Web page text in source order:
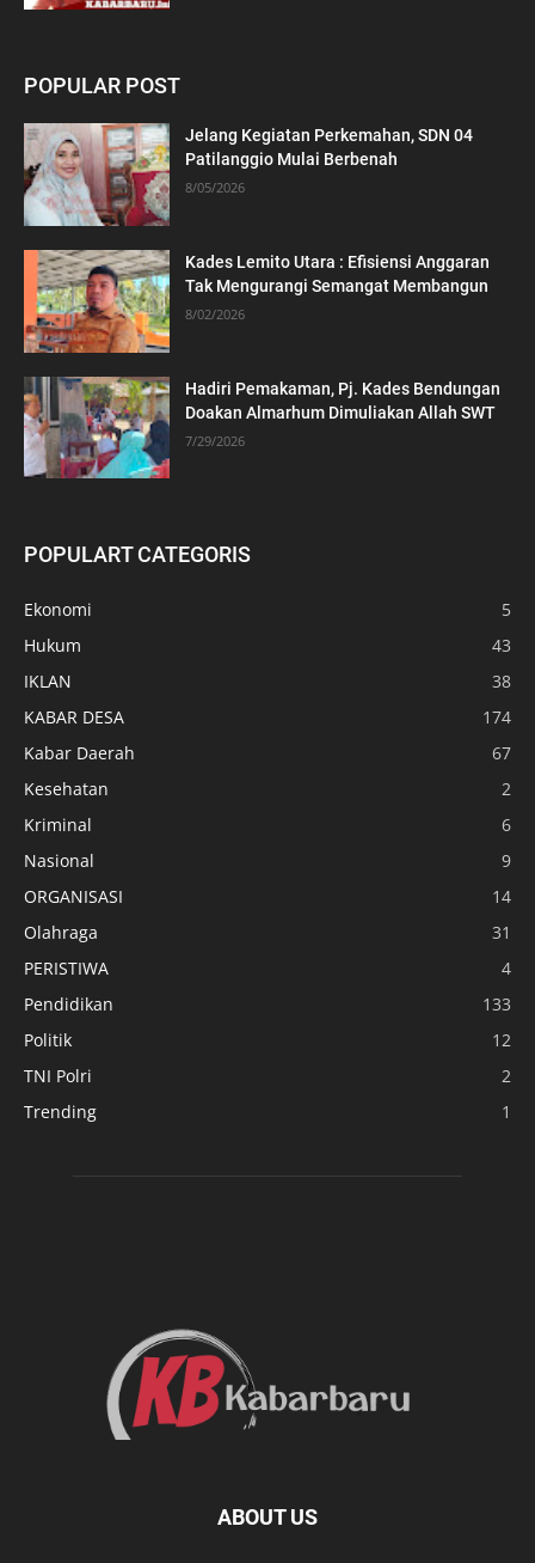
POPULAR POST
Jelang Kegiatan Perkemahan, SDN 04
Patilanggio Mulai Berbenah
8/05/2026
Kades Lemito Utara : Efisiensi Anggaran
Tak Mengurangi Semangat Membangun
8/02/2026
Hadiri Pemakaman, Pj. Kades Bendungan
Doakan Almarhum Dimuliakan Allah SWT
7/29/2026
POPULART CATEGORIS
Ekonomi
5
Hukum
43
IKLAN
38
KABAR DESA
174
Kabar Daerah
67
Kesehatan
2
Kriminal
6
Nasional
9
ORGANISASI
14
Olahraga
31
PERISTIWA
4
Pendidikan
133
Politik
12
TNI Polri
2
Trending
1
ABOUT US